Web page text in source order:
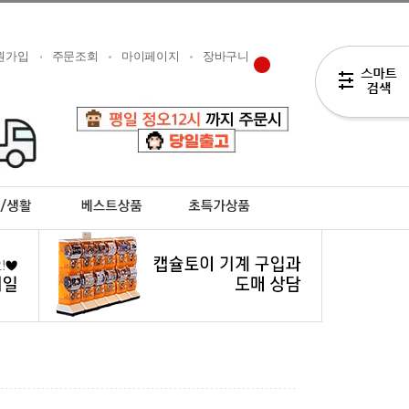
가입 주문조회 마이페이지 장바구니